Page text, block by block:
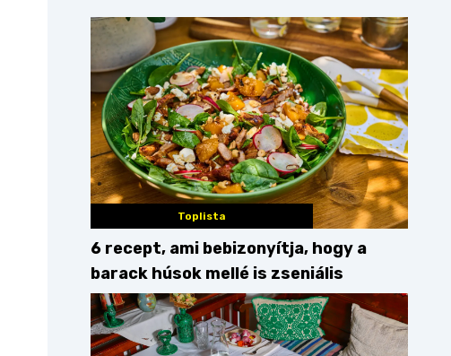
Toplista
6 recept, ami bebizonyítja, hogy a
barack húsok mellé is zseniális